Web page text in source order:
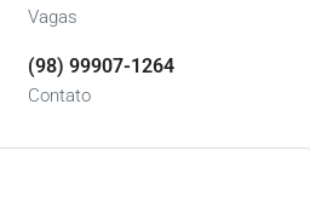
Vagas
(98) 99907-1264
Contato